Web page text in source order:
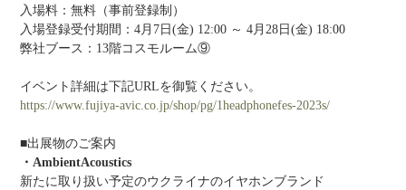
入場料：無料（事前登録制）
入場登録受付期間：4月7日(金) 12:00 ～ 4月28日(金) 18:00
弊社ブース：13階コスモルーム⑨
イベント詳細は下記URLを御覧ください。
https://www.fujiya-avic.co.jp/shop/pg/1headphonefes-2023s/
■出展物のご案内
・AmbientAcoustics
新たに取り扱い予定のウクライナのイヤホンブランド